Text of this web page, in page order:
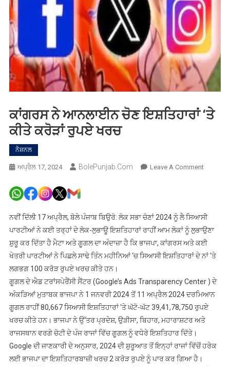
ਕਾਂਗਰਸ ਨੇ ਆਨਲਾਈਨ ਚੋਣ ਇਸ਼ਤਿਹਾਰਾਂ ‘ਤੇ
ਕੀਤੇ ਕਰੋੜਾਂ ਰੁਪਏ ਖਰਚ
ਨੈਸ਼ਨਲ
ਅਪ੍ਰੈਲ 17, 2024 BolePunjab.com Leave A CommentOn
ਚੋਣ
‘ਤੇ
ਖਰਚ
ਨਵੀਂ ਦਿੱਲੀ 17 ਅਪ੍ਰੈਲ, ਬੋਲੇ ਪੰਜਾਬ ਬਿਉਰੋ: ਲੋਕ ਸਭਾ ਚੋਣਾਂ 2024 ਨੂੰ ਲੈ ਸਿਆਸੀ
ਪਾਰਟੀਆਂ ਨੇ ਕਈ ਤਰ੍ਹਾਂ ਦੇ ਲੋਕ-ਲੁਭਾਊ ਇਸ਼ਤਿਹਾਰਾਂ ਰਾਹੀਂ ਆਮ ਲੋਕਾਂ ਨੂੰ ਲੁਭਾਉਣਾ
ਸ਼ੁਰੂ ਕਰ ਦਿੱਤਾ ਹੈ ਮੈਟਾ ਅਤੇ ਗੂਗਲ ਦਾ ਅੰਦਾਜ਼ਾ ਹੈ ਕਿ ਭਾਜਪਾ, ਕਾਂਗਰਸ ਅਤੇ ਕਈ
ਖੇਤਰੀ ਪਾਰਟੀਆਂ ਨੇ ਪਿਛਲੇ ਸਾਢੇ ਤਿੰਨ ਮਹੀਨਿਆਂ ‘ਚ ਸਿਆਸੀ ਇਸ਼ਤਿਹਾਰਾਂ ਦੇ ਨਾਂ ‘ਤੇ
ਲਗਭਗ 100 ਕਰੋੜ ਰੁਪਏ ਖਰਚ ਕੀਤੇ ਹਨ।
ਗੂਗਲ ਦੇ ਐਡ ਟਰਾਂਸਪੇਰੈਂਸੀ ਸੈਂਟਰ (Google’s Ads Transparency Center ) ਦੇ
ਅੰਕੜਿਆਂ ਮੁਤਾਬਕ ਭਾਜਪਾ ਨੇ 1 ਜਨਵਰੀ 2024 ਤੋਂ 11 ਅਪ੍ਰੈਲ 2024 ਦਰਮਿਆਨ
ਗੂਗਲ ਰਾਹੀਂ 80,667 ਸਿਆਸੀ ਇਸ਼ਤਿਹਾਰਾਂ ‘ਤੇ ਘੱਟੋ-ਘੱਟ 39,41,78,750 ਰੁਪਏ
ਖਰਚ ਕੀਤੇ ਹਨ। ਭਾਜਪਾ ਨੇ ਉੱਤਰ ਪ੍ਰਦੇਸ਼, ਉੜੀਸਾ, ਬਿਹਾਰ, ਮਹਾਰਾਸ਼ਟਰ ਅਤੇ
ਰਾਜਸਥਾਨ ਵਰਗੇ ਚੋਟੀ ਦੇ ਪੰਜ ਰਾਜਾਂ ਵਿੱਚ ਗੂਗਲ ਨੂੰ ਵਧੇਰੇ ਇਸ਼ਤਿਹਾਰ ਦਿੱਤੇ।
Google ਦੀ ਜਾਣਕਾਰੀ ਦੇ ਅਨੁਸਾਰ, 2024 ਦੀ ਸ਼ੁਰੂਆਤ ਤੋਂ ਇਨ੍ਹਾਂ ਰਾਜਾਂ ਵਿੱਚੋਂ ਹਰੇਕ
ਲਈ ਭਾਜਪਾ ਦਾ ਇਸ਼ਤਿਹਾਰਬਾਜ਼ੀ ਖਰਚ 2 ਕਰੋੜ ਰੁਪਏ ਨੂੰ ਪਾਰ ਕਰ ਗਿਆ ਹੈ।